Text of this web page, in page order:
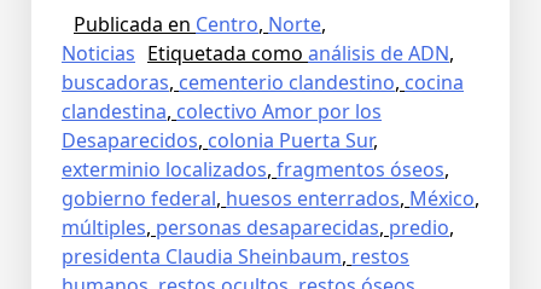
Publicada en Centro, Norte,
Noticias Etiquetada como análisis de ADN,
buscadoras, cementerio clandestino, cocina
clandestina, colectivo Amor por los
Desaparecidos, colonia Puerta Sur,
exterminio localizados, fragmentos óseos,
gobierno federal, huesos enterrados, México,
múltiples, personas desaparecidas, predio,
presidenta Claudia Sheinbaum, restos